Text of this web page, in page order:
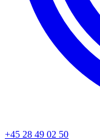
+45 28 49 02 50